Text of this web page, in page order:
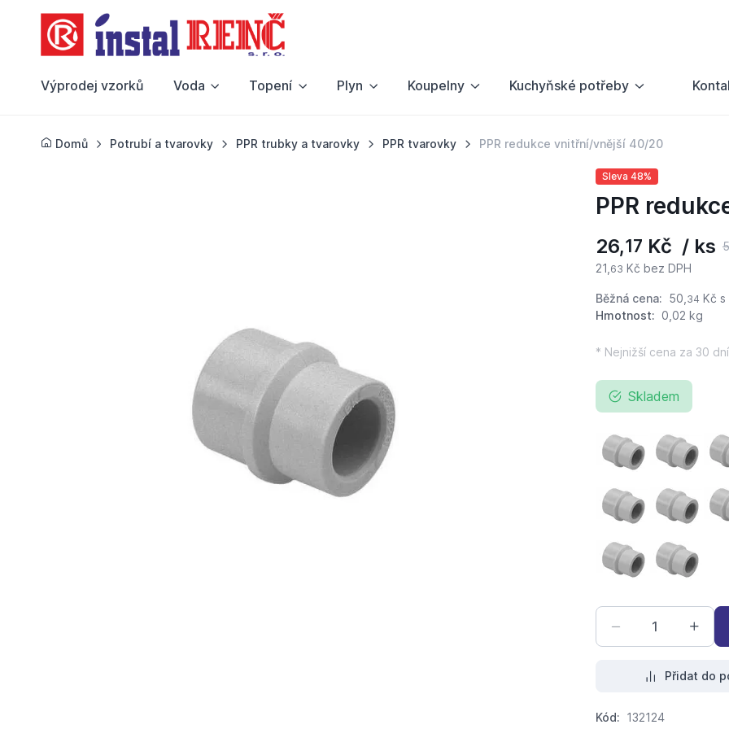
Výprodej vzorků Voda Topení Plyn Koupelny Kuchyňské potřeby
Domů Potrubí a tvarovky PPR trubky a tvarovky PPR tvarovky PPR redukce vnitřní/vnější 40/20
Sleva 48%
PPR
26,17 Kč / ks
21, 63 Kč bez DPH
Běžná cena: 50, 34 Kč s
Hmotnost: 0,02 kg
* Nejnižší cena za 30 dní
Skladem
PPR redukce
PPR
PPR redukce
PPR
PPR redukce
PPR
Přidat do
Kód: 132124